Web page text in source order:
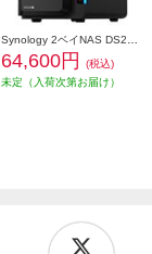
Synology 2ベイNAS DS225+ [Intel 4コアCeleron J4125搭載] DS225plus
64,600円
(税込)
未定（入荷次第お届け）